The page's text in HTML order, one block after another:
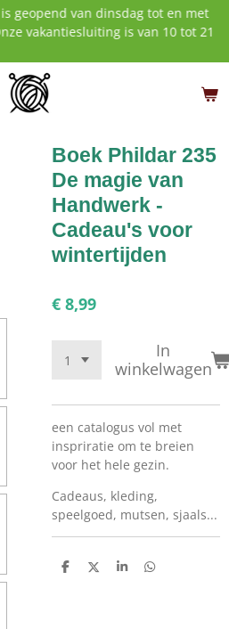
geopend van dinsdag tot en met
vakantiesluiting is van 10 tot 21
Boek Phildar 235
De magie van
Handwerk -
Cadeau's voor
wintertijden
€ 8,99
In
winkelwagen
een catalogus vol met
inspriratie om te breien
voor het hele gezin.
Cadeaus, kleding,
speelgoed, mutsen, sjaals...
D
D
S
D